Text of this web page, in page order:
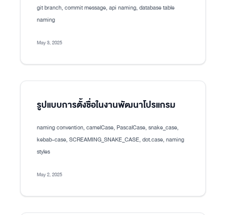
git branch, commit message, api naming, database table
naming
May 3, 2025
รูปแบบการตั้งชื่อในงานพัฒนาโปรแกรม
naming convention, camelCase, PascalCase, snake_case,
kebab-case, SCREAMING_SNAKE_CASE, dot.case, naming
styles
May 2, 2025